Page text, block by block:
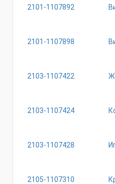
2101-1107892
2101-1107898
2103-1107422
2103-1107424
2103-1107428
2105-1107310